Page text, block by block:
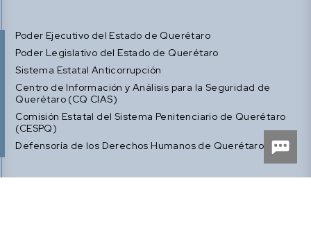
Poder Ejecutivo del Estado de Querétaro
Poder Legislativo del Estado de Querétaro
Sistema Estatal Anticorrupción
Centro de Información y Análisis para la Seguridad de
Querétaro (CQ CIAS)
Comisión Estatal del Sistema Penitenciario de Querétaro
(CESPQ)
Defensoría de los Derechos Humanos de Querétaro